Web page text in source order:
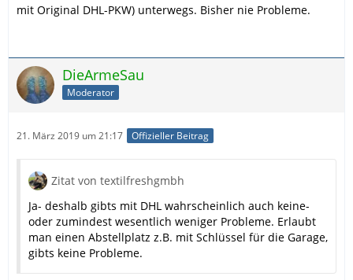
mit Original DHL-PKW) unterwegs. Bisher nie Probleme.
DieArmeSau
Moderator
21. März 2019 um 21:17 Offizieller Beitrag
Zitat von textilfreshgmbh
Ja- deshalb gibts mit DHL wahrscheinlich auch keine-
oder zumindest wesentlich weniger Probleme. Erlaubt
man einen Abstellplatz z.B. mit Schlüssel für die Garage,
gibts keine Probleme.